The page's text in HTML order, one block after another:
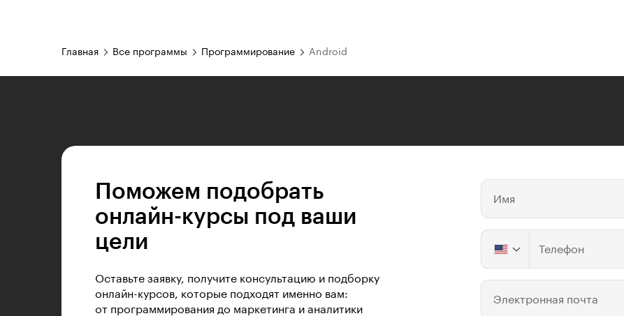
Главная Все программы Программирование Android
Поможем подобрать
онлайн-курсы под ваши
цели
Оставьте заявку, получите консультацию и подборку
онлайн-курсов, которые подходят именно вам:
от программирования до маркетинга и аналитики
Имя
Телефон
Электронная почта